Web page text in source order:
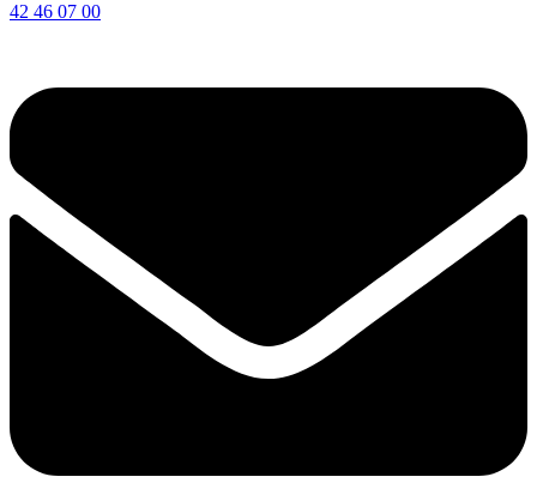
42 46 07 00